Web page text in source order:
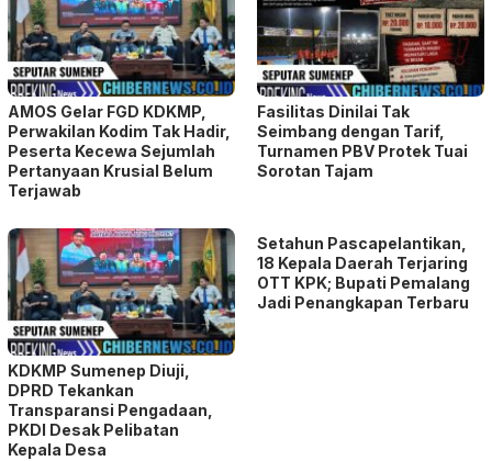
AMOS Gelar FGD KDKMP,
Perwakilan Kodim Tak Hadir,
Peserta Kecewa Sejumlah
Pertanyaan Krusial Belum
Terjawab
Fasilitas Dinilai Tak
Seimbang dengan Tarif,
Turnamen PBV Protek Tuai
Sorotan Tajam
KDKMP Sumenep Diuji,
DPRD Tekankan
Transparansi Pengadaan,
PKDI Desak Pelibatan
Kepala Desa
Setahun Pascapelantikan,
18 Kepala Daerah Terjaring
OTT KPK; Bupati Pemalang
Jadi Penangkapan Terbaru